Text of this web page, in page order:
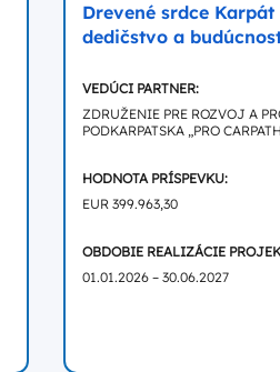
Drevené srdce Karpát
dedičstvo a
VEDÚCI PARTNER:
ZDRUŽENIE PRE ROZVOJ A
PODKARPATSKA „PRO
HODNOTA PRÍSPEVKU:
EUR 399.963,30
OBDOBIE REALIZÁCIE
01.01.2026 – 30.06.2027